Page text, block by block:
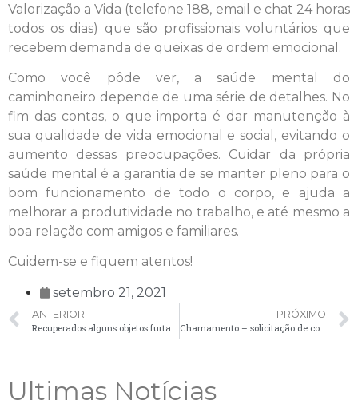
Valorização a Vida (telefone 188, email e chat 24 horas
todos os dias) que são profissionais voluntários que
recebem demanda de queixas de ordem emocional.
Como você pôde ver, a saúde mental do
caminhoneiro depende de uma série de detalhes. No
fim das contas, o que importa é dar manutenção à
sua qualidade de vida emocional e social, evitando o
aumento dessas preocupações. Cuidar da própria
saúde mental é a garantia de se manter pleno para o
bom funcionamento de todo o corpo, e ajuda a
melhorar a produtividade no trabalho, e até mesmo a
boa relação com amigos e familiares.
Cuidem-se e fiquem atentos!
setembro 21, 2021
ANTERIOR
PRÓXIMO
Chamamento – solicitação de comparecimento de candidatos – 21/09
Ultimas Notícias